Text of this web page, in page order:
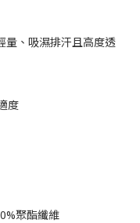
量、吸濕排汗且高度透
度
聚酯纖維